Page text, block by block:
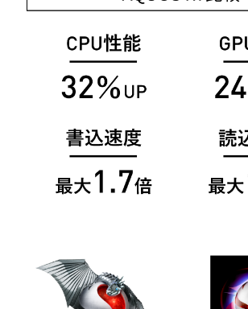
AQUOS | Photography